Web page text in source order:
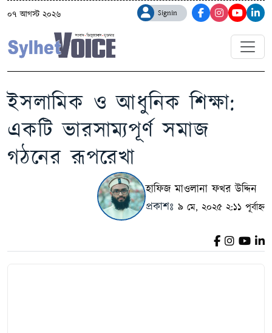
০৭ আগস্ট ২০২৬ Signin
ইসলামিক ও আধুনিক শিক্ষা:
একটি ভারসাম্যপূর্ণ সমাজ
গঠনের রূপরেখা
হাফিজ মাওলানা ফখর উদ্দিন
প্রকাশঃ ৯ মে, ২০২৫ ২:১১ পূর্বাহ্ন